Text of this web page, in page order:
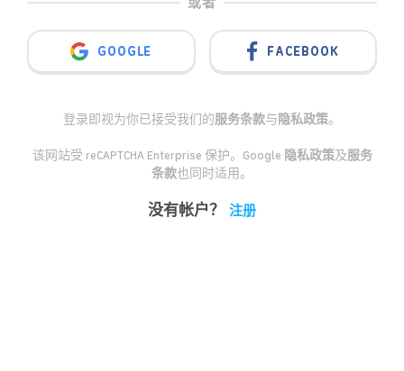
GOOGLE FACEBOOK
登录即视为你已接受我们的服务条款与隐私政策。
该网站受 reCAPTCHA Enterprise 保护。Google 隐私政策及服务
条款也同时适用。
没有帐户？ 注册